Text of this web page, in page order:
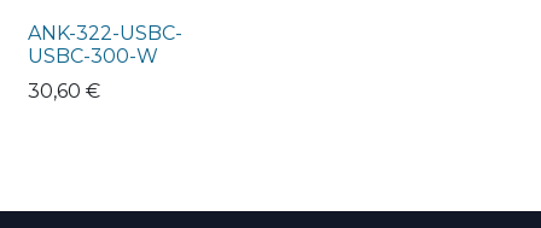
ANK-322-USBC-
USBC-300-W
30,60 €